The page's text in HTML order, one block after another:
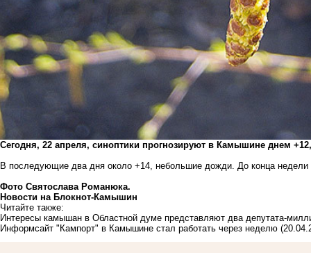
Сегодня, 22 апреля, синоптики прогнозируют в Камышине днем
В последующие два дня около +14, небольшие дожди. До конца
Фото Святослава Романюка.
Новости на Блoкнoт-Камышин
Читайте также:
Интересы камышан в Областной думе представляют два депутата-
Информсайт "Кампорт" в Камышине стал работать через неделю